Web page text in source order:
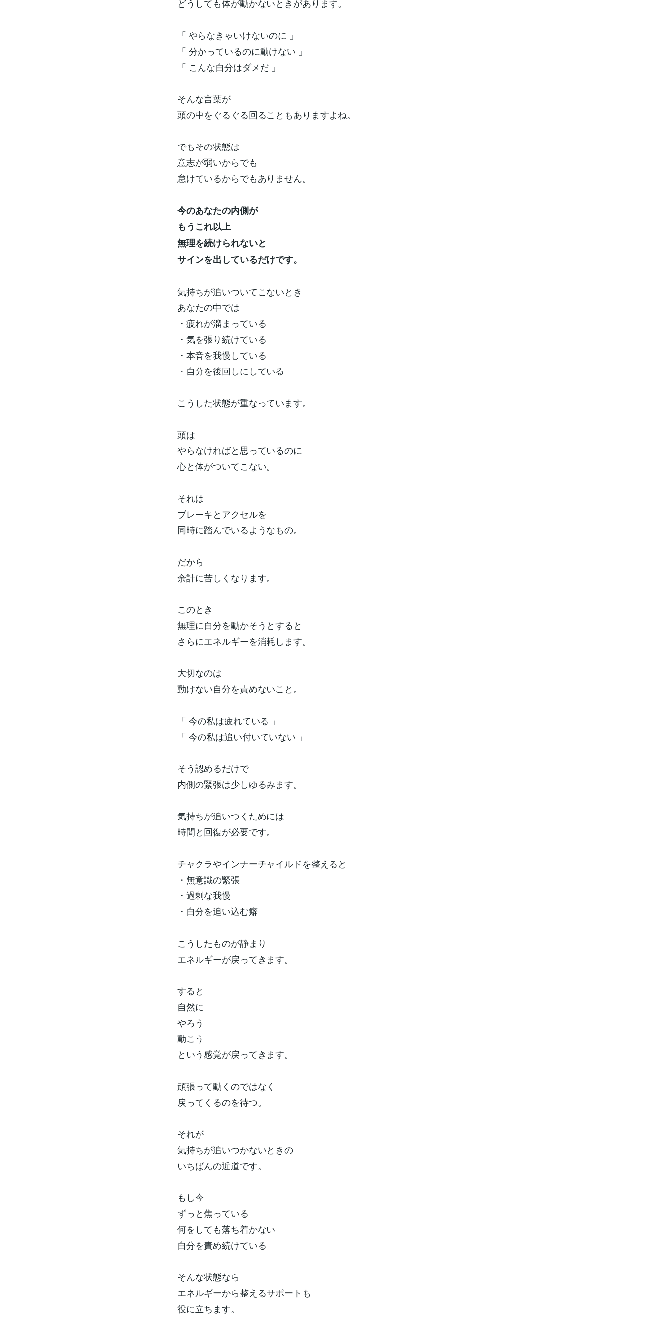
どうしても体が動かないときがあります。
「 やらなきゃいけないのに 」
「 分かっているのに動けない 」
「 こんな自分はダメだ 」
そんな言葉が
頭の中をぐるぐる回ることもありますよね。
でもその状態は
意志が弱いからでも
怠けているからでもありません。
今のあなたの内側が
もうこれ以上
無理を続けられないと
サインを出しているだけです。
気持ちが追いついてこないとき
あなたの中では
・疲れが溜まっている
・気を張り続けている
・本音を我慢している
・自分を後回しにしている
こうした状態が重なっています。
頭は
やらなければと思っているのに
心と体がついてこない。
それは
ブレーキとアクセルを
同時に踏んでいるようなもの。
だから
余計に苦しくなります。
このとき
無理に自分を動かそうとすると
さらにエネルギーを消耗します。
大切なのは
動けない自分を責めないこと。
「 今の私は疲れている 」
「 今の私は追い付いていない 」
そう認めるだけで
内側の緊張は少しゆるみます。
気持ちが追いつくためには
時間と回復が必要です。
チャクラやインナーチャイルドを整えると
・無意識の緊張
・過剰な我慢
・自分を追い込む癖
こうしたものが静まり
エネルギーが戻ってきます。
すると
自然に
やろう
動こう
という感覚が戻ってきます。
頑張って動くのではなく
戻ってくるのを待つ。
それが
気持ちが追いつかないときの
いちばんの近道です。
もし今
ずっと焦っている
何をしても落ち着かない
自分を責め続けている
そんな状態なら
エネルギーから整えるサポートも
役に立ちます。